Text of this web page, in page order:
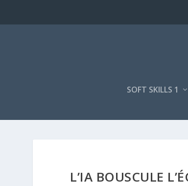
SOFT SKILLS 1
L’IA BOUSCULE